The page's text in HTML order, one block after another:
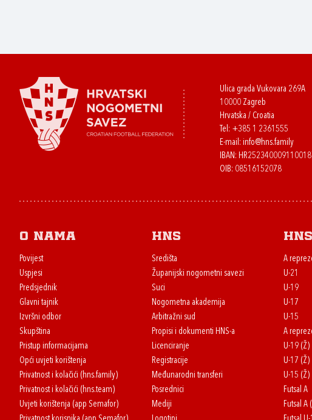
Ulica grada Vukovara 269A
10000 Zagreb
Hrvatska / Croatia
Tel: +385 1 2361555
E-mail: info@hns.family
IBAN:
OIB: 08516152078
O nama
Povijest
Uspjesi
Predsjednik
Glavni tajnik
Izvršni odbor
Skupština
Pristup informacijama
Opći uvjeti korištenja
Privatnost i kolačići (hns.family)
Privatnost i kolačići (hns.team)
Uvjeti korištenja (app Semafor)
HNS
Središta
Županijski nogometni savezi
Suci
Nogometna akademija
Arbitražni sud
Propisi i dokumenti HNS-a
Licenciranje
Registracije
Međunarodni transferi
Posrednici
Mediji
A
U-21
U-19
U-17
U-15
A
U-19 (Ž)
U-17 (Ž)
U-15 (Ž)
Futsal A
Futsal A